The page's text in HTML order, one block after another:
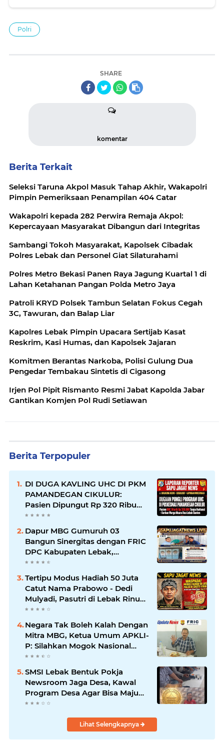
Polri
SHARE
komentar
Berita Terkait
Seleksi Taruna Akpol Masuk Tahap Akhir, Wakapolri
Pimpin Pemeriksaan Penampilan 404 Catar
Wakapolri kepada 282 Perwira Remaja Akpol:
Kepercayaan Masyarakat Dibangun dari Integritas
Sambangi Tokoh Masyarakat, Kapolsek Cibadak
Polres Lebak dan Personel Giat Silaturahami
Polres Metro Bekasi Panen Raya Jagung Kuartal 1 di
Lahan Ketahanan Pangan Polda Metro Jaya
Patroli KRYD Polsek Tambun Selatan Fokus Cegah
3C, Tawuran, dan Balap Liar
Kapolres Lebak Pimpin Upacara Sertijab Kasat
Reskrim, Kasi Humas, dan Kapolsek Jajaran
Komitmen Berantas Narkoba, Polisi Gulung Dua
Pengedar Tembakau Sintetis di Cigasong
Irjen Pol Pipit Rismanto Resmi Jabat Kapolda Jabar
Gantikan Komjen Pol Rudi Setiawan
Berita Terpopuler
DI DUGA KAVLING UHC DI PKM
PAMANDEGAN CIKULUR:
Pasien Dipungut Rp 320 Ribu
Sehari Meski Diuruskan UHC,
Kapus Berkilah Aturan BPJS,
Warga: Mana Kwitansinya?
Dapur MBG Gumuruh 03
Bangun Sinergitas dengan FRIC
DPC Kabupaten Lebak,
Komitmen Jalankan SOP BGN
Pusat
Tertipu Modus Hadiah 50 Juta
Catut Nama Prabowo - Dedi
Mulyadi, Pasutri di Lebak Rinu
Cikate Lebak Rugi Rp 12 Juta
Negara Tak Boleh Kalah Dengan
Mitra MBG, Ketua Umum APKLI-
P: Silahkan Mogok Nasional
Ganti Kantin Sekolah
SMSI Lebak Bentuk Pokja
Newsroom Jaga Desa, Kawal
Program Desa Agar Bisa Maju
dan Mandiri
Lihat Selengkapnya